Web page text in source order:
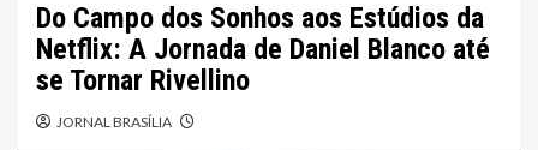
Do Campo dos Sonhos aos Estúdios da
Netflix: A Jornada de Daniel Blanco até
se Tornar Rivellino
JORNAL BRASÍLIA